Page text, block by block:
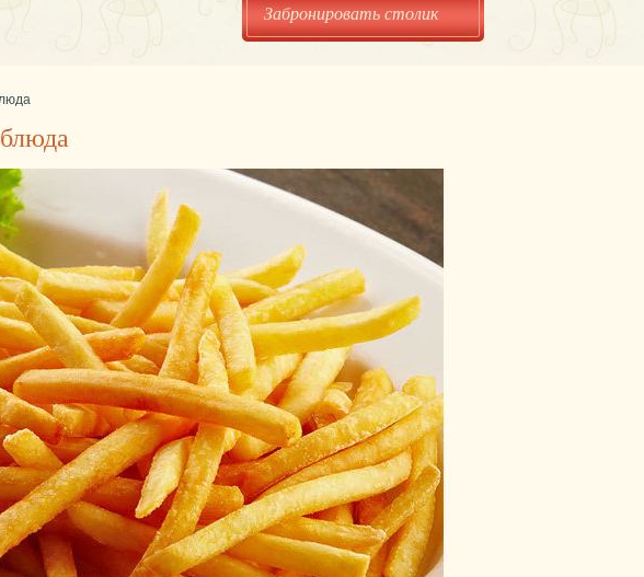
Забронировать столик